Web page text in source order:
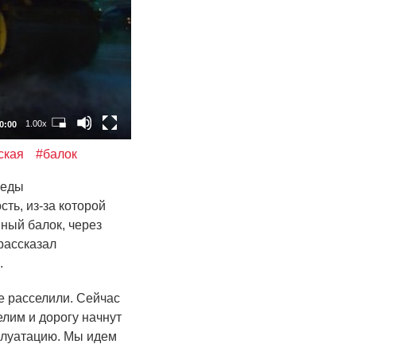
1.00x
#балок
из-за которой
балок, через
расселили. Сейчас
и дорогу начнут
Мы идем